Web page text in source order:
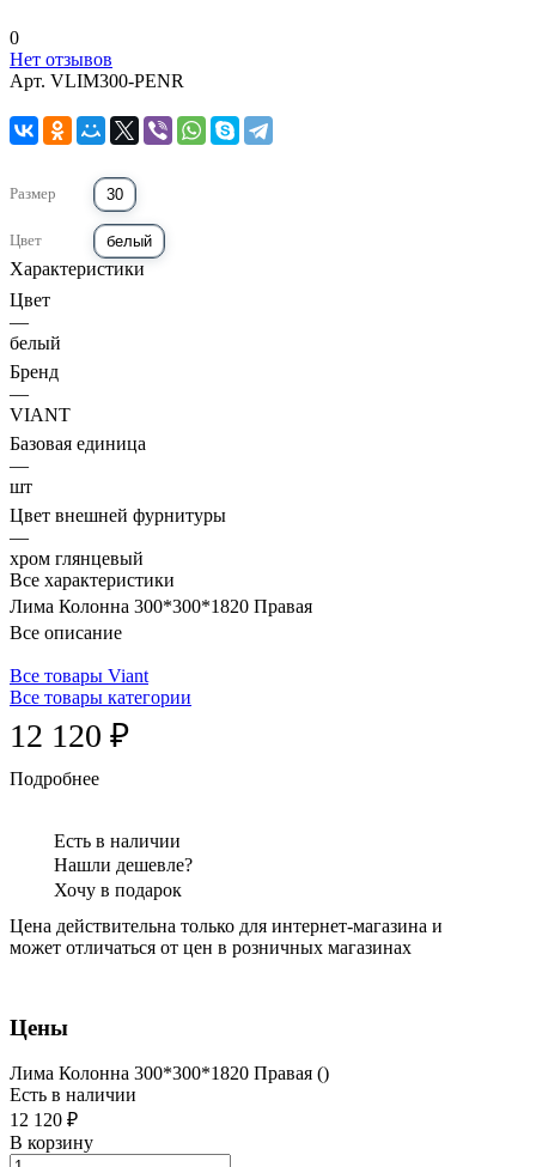
0
Нет отзывов
Арт. VLIM300-PENR
Размер 30
Цвет белый
Характеристики
Цвет
—
белый
Бренд
—
VIANT
Базовая единица
—
шт
Цвет внешней фурнитуры
—
хром глянцевый
Все характеристики
Лима Колонна 300*300*1820 Правая
Все описание
Все товары Viant
Все товары категории
12 120 ₽
Подробнее
Есть в наличии
Нашли дешевле?
Хочу в подарок
Цена действительна только для интернет-магазина и
может отличаться от цен в розничных магазинах
Цены
Лима Колонна 300*300*1820 Правая ()
Есть в наличии
12 120 ₽
В корзину